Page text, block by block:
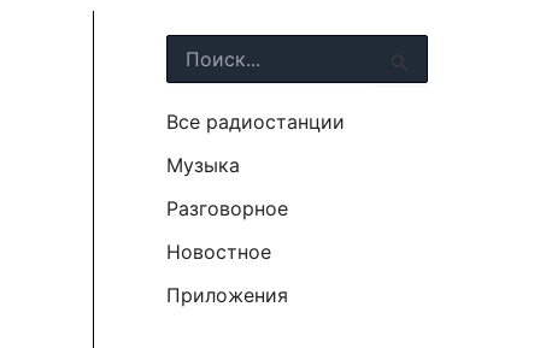
о
с
к
Все радиостанции
Музыка
Разговорное
Новостное
Приложения